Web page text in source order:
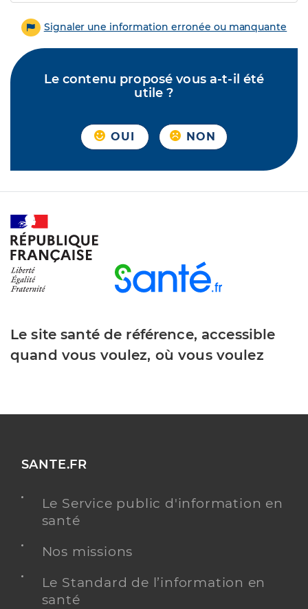
Signaler une information erronée ou manquante
Le contenu proposé vous a-t-il été
utile ?
OUI NON
Le site santé de référence, accessible
quand vous voulez, où vous voulez
SANTE.FR
Le Service public d'information en
santé
Nos missions
Le Standard de l’information en
santé